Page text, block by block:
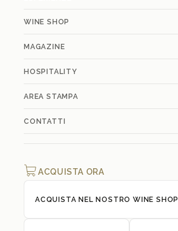
WINE SHOP
MAGAZINE
HOSPITALITY
AREA STAMPA
CONTATTI
ACQUISTA ORA
ACQUISTA NEL NOSTRO WINE SHOP